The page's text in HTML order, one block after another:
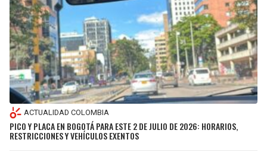
ACTUALIDAD COLOMBIA
PICO Y PLACA EN BOGOTÁ PARA ESTE 2 DE JULIO DE 2026: HORARIOS,
RESTRICCIONES Y VEHÍCULOS EXENTOS